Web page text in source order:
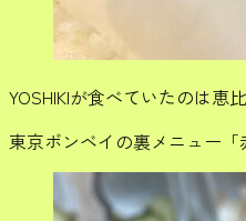
YOSHIKIが食べていたのは恵
東京ボンベイの裏メニュー「